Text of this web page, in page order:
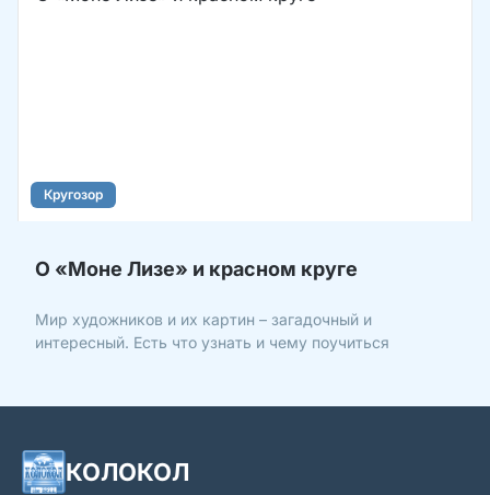
Кругозор
О «Моне Лизе» и красном круге
Мир художников и их картин – загадочный и
интересный. Есть что узнать и чему поучиться
КОЛОКОЛ